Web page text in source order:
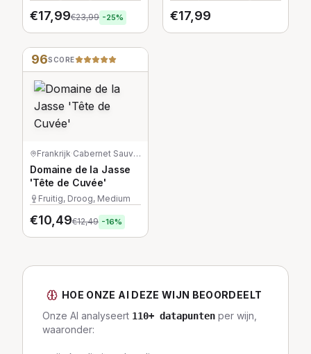
€17,99€23,99 -25% €17,99
96SCORE
Frankrijk· Cabernet Sauvignon
Domaine de la Jasse
'Tête de Cuvée'
Fruitig, Droog, Medium
€10,49€12,49 -16%
HOE ONZE AI DEZE WIJN BEOORDEELT
Onze AI analyseert 110+ datapunten per wijn,
waaronder: